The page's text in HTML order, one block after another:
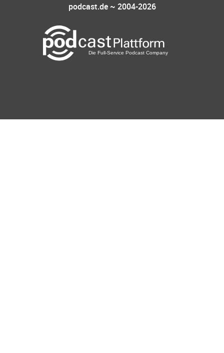
podcast.de ~ 2004-2026